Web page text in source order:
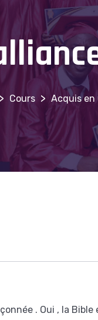
> Cours > Acquis en
. Oui , la